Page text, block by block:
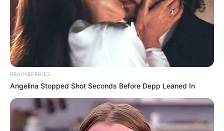
BRAINBERRIES
Angelina Stopped Shot Seconds Before Depp Leaned In